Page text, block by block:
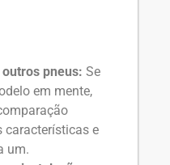
pneus: Se
em mente,
características e
um.